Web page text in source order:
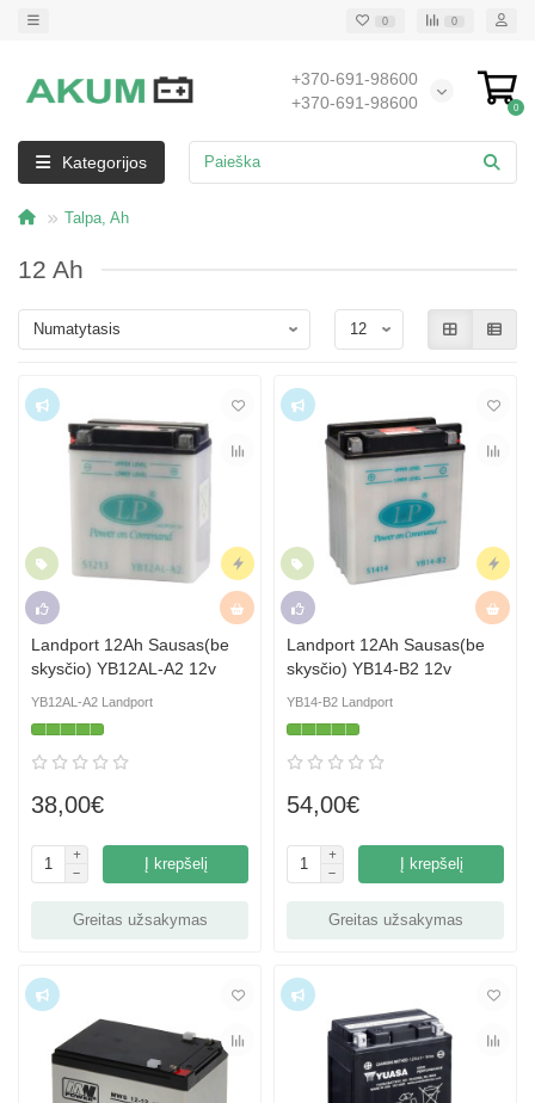
0 0
+370-691-98600
+370-691-98600
0
Kategorijos
Talpa, Ah
12 Ah
Top
Skubus
Hit
Rekomenduojame
Naujiena
Landport 12Ah Sausas(be
skysčio) YB12AL-A2 12v
YB12AL-A2 Landport
38,00€
Į krepšelį
Greitas užsakymas
Top
Skubus
Hit
Rekomenduojame
Naujiena
Landport 12Ah Sausas(be
skysčio) YB14-B2 12v
YB14-B2 Landport
54,00€
Į krepšelį
Greitas užsakymas